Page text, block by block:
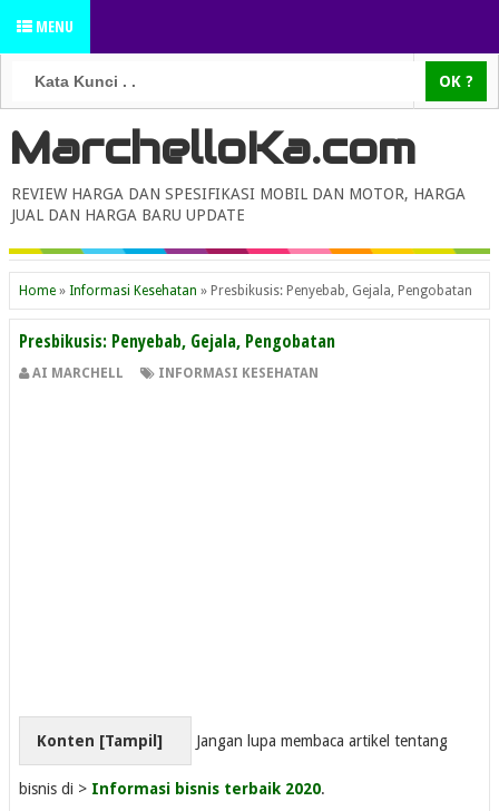
MENU
MarchelloKa.com
REVIEW HARGA DAN SPESIFIKASI MOBIL DAN MOTOR, HARGA
JUAL DAN HARGA BARU UPDATE
Home » Informasi Kesehatan » Presbikusis: Penyebab, Gejala, Pengobatan
Presbikusis: Penyebab, Gejala, Pengobatan
AI MARCHELL INFORMASI KESEHATAN
Konten [Tampil] Jangan lupa membaca artikel tentang
bisnis di > Informasi bisnis terbaik 2020.